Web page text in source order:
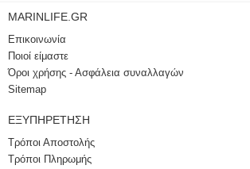
MARINLIFE.GR
Επικοινωνία
Ποιοί είμαστε
Όροι χρήσης - Ασφάλεια συναλλαγών
Sitemap
ΕΞΥΠΗΡΈΤΗΣΗ
Τρόποι Αποστολής
Τρόποι Πληρωμής